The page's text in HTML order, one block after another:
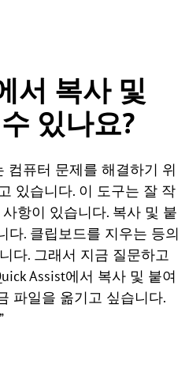
서 복사 및
있나요?
컴퓨터 문제를 해결하기 위
있습니다. 이 도구는 잘 작
항이 있습니다. 복사 및 붙
다. 클립보드를 지우는 등의
다. 그래서 지금 질문하고
Assist에서 복사 및 붙여
파일을 옮기고 싶습니다.